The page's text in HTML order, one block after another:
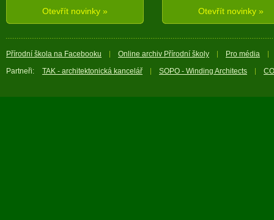
Otevřít novinky »
Otevřít novinky »
Přírodní škola na Facebooku Online archiv Přírodní školy
Pro média
Partneři:
TAK - architektonická kancelář SOPO - Winding Architects